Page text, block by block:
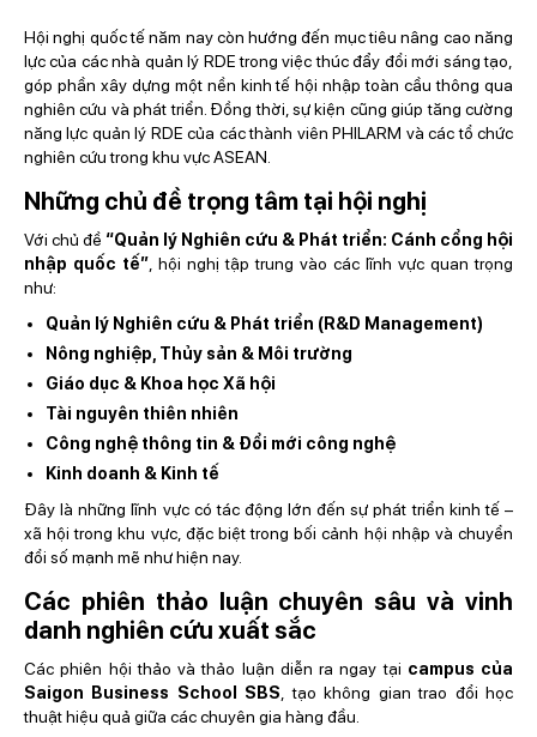
Hội nghị quốc tế năm nay còn hướng đến mục tiêu nâng cao năng
lực của các nhà quản lý RDE trong việc thúc đẩy đổi mới sáng tạo,
góp phần xây dựng một nền kinh tế hội nhập toàn cầu thông qua
nghiên cứu và phát triển. Đồng thời, sự kiện cũng giúp tăng cường
năng lực quản lý RDE của các thành viên PHILARM và các tổ chức
nghiên cứu trong khu vực ASEAN.
Những chủ đề trọng tâm tại hội nghị
Với chủ đề “Quản lý Nghiên cứu & Phát triển: Cánh cổng hội
nhập quốc tế” , hội nghị tập trung vào các lĩnh vực quan trọng
như:
Quản lý Nghiên cứu & Phát triển (R&D Management)
Nông nghiệp, Thủy sản & Môi trường
Giáo dục & Khoa học Xã hội
Tài nguyên thiên nhiên
Công nghệ thông tin & Đổi mới công nghệ
Kinh doanh & Kinh tế
Đây là những lĩnh vực có tác động lớn đến sự phát triển kinh tế –
xã hội trong khu vực, đặc biệt trong bối cảnh hội nhập và chuyển
đổi số mạnh mẽ như hiện nay.
Các phiên thảo luận chuyên sâu và vinh
danh nghiên cứu xuất sắc
Các phiên hội thảo và thảo luận diễn ra ngay tại campus của
Saigon Business School SBS , tạo không gian trao đổi học
thuật hiệu quả giữa các chuyên gia hàng đầu.